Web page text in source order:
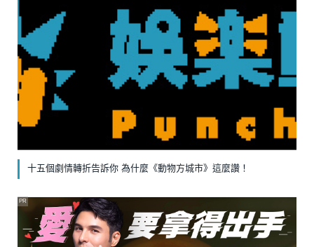
十五個劇情轉折告訴你 為什麼《動物方城市》這麼讚！
PR